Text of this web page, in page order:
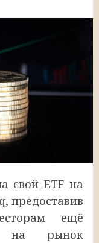
свой ETF на
предоставив
ещё
на рынок